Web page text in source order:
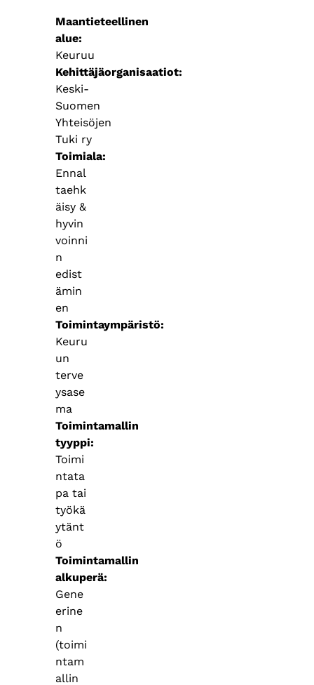
Maantieteellinen
alue
Keuruu
Kehittäjäorganisaatiot
Keski-
Suomen
Yhteisöjen
Tuki ry
Toimiala
Ennal
taehk
äisy &
hyvin
voinni
n
edist
ämin
en
Toimintaympäristö
Keuru
un
terve
ysase
ma
Toimintamallin
tyyppi
Toimi
ntata
pa tai
työkä
ytänt
ö
Toimintamallin
alkuperä
Gene
erine
n
(toimi
ntam
allin